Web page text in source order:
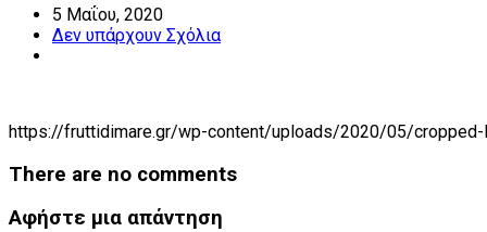
5 Μαΐου, 2020
Δεν υπάρχουν Σχόλια
https://fruttidimare.gr/wp-content/uploads/2020/05/cropped-
There are no comments
Αφήστε μια απάντηση